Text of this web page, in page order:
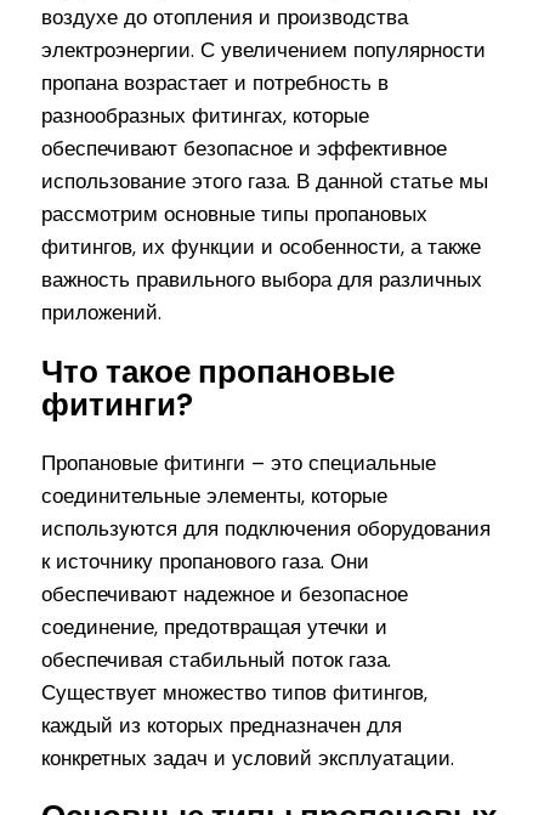
воздухе до отопления и производства
электроэнергии. С увеличением популярности
пропана возрастает и потребность в
разнообразных фитингах, которые
обеспечивают безопасное и эффективное
использование этого газа. В данной статье мы
рассмотрим основные типы пропановых
фитингов, их функции и особенности, а также
важность правильного выбора для различных
приложений.
Что такое пропановые
фитинги?
Пропановые фитинги – это специальные
соединительные элементы, которые
используются для подключения оборудования
к источнику пропанового газа. Они
обеспечивают надежное и безопасное
соединение, предотвращая утечки и
обеспечивая стабильный поток газа.
Существует множество типов фитингов,
каждый из которых предназначен для
конкретных задач и условий эксплуатации.